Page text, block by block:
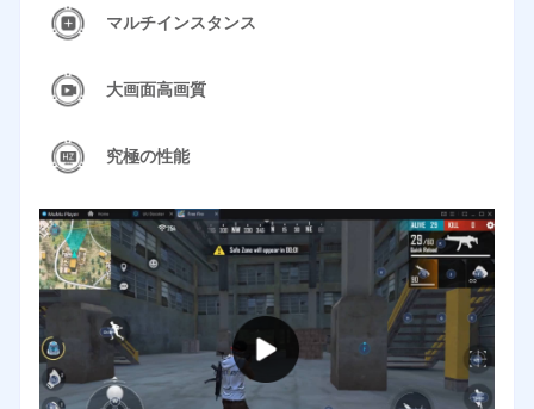
マルチインスタンス
大画面高画質
究極の性能